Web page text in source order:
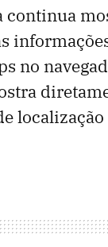
continua
no